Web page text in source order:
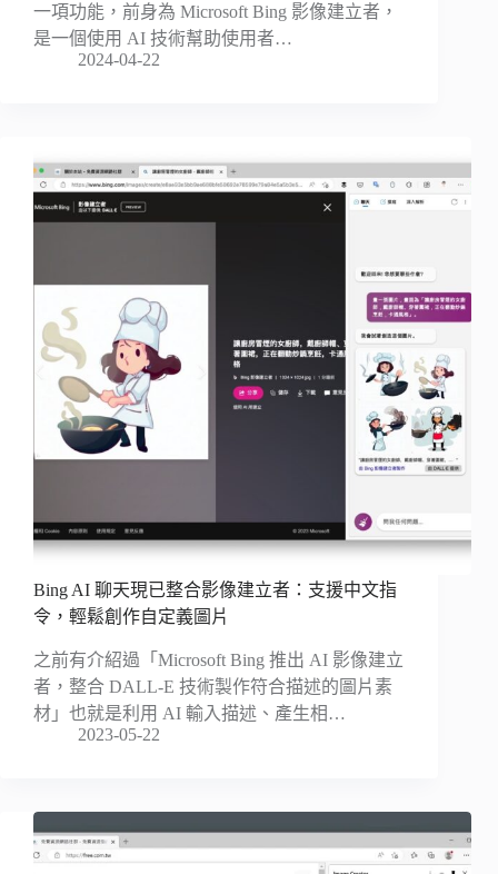
一項功能，前身為 Microsoft Bing 影像建立者，
是一個使用 AI 技術幫助使用者…
2024-04-22
Bing AI 聊天現已整合影像建立者：支援中文指
令，輕鬆創作自定義圖片
之前有介紹過「Microsoft Bing 推出 AI 影像建立
者，整合 DALL-E 技術製作符合描述的圖片素
材」也就是利用 AI 輸入描述、產生相…
2023-05-22